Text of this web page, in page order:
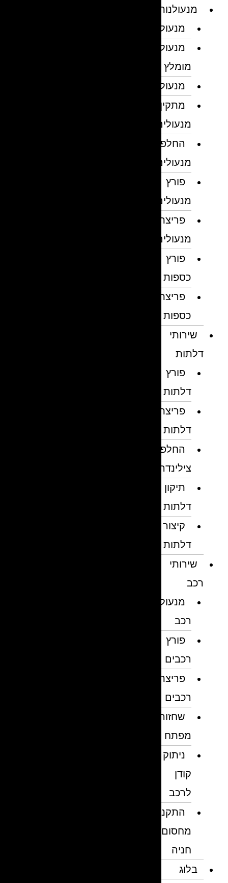
מנעולנות
מנעולן
מנעולן
מומלץ
מנעולנים
מתקין
מנעולים
החלפת
מנעולים
פורץ
מנעולים
פריצת
מנעולים
פורץ
כספות
פריצת
כספות
שירותי
דלתות
פורץ
דלתות
פריצת
דלתות
החלפת
צילינדרים
תיקון
דלתות
קיצור
דלתות
שירותי
מנעולן
פורץ
רכבים
פריצת
רכבים
שחזור
מפתח
ניתוק
לרכב
התקנת
מחסום
חניה
בלוג